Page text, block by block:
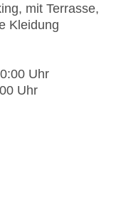
mit Terrasse,
Kleidung
Uhr
Uhr